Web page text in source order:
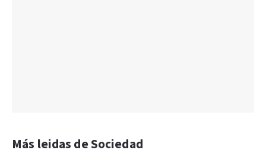
Más leidas de Sociedad